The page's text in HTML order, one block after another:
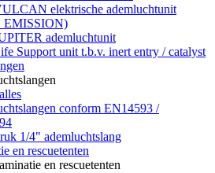
elektrische ademluchtunit
EMISSION)
ademluchtunit
Support unit t.b.v. inert entry / catalyst
conform EN14593 /
1/4" ademluchtslang
en rescuetenten
en rescuetenten